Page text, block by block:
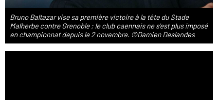
Bruno Baltazar vise sa première victoire à la tête du Stade
Malherbe contre Grenoble ; le club caennais ne s'est plus imposé
en championnat depuis le 2 novembre. ©Damien Deslandes